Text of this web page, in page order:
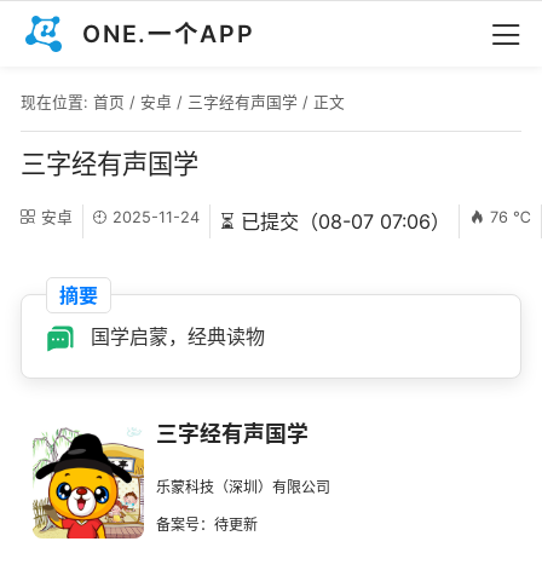
ONE.一个APP
现在位置: 首页 / 安卓 / 三字经有声国学 / 正文
三字经有声国学
安卓 2025-11-24 ⏳ 已提交（08-07 07:06） 76 ℃
摘要
国学启蒙，经典读物
三字经有声国学
乐蒙科技（深圳）有限公司
备案号：待更新